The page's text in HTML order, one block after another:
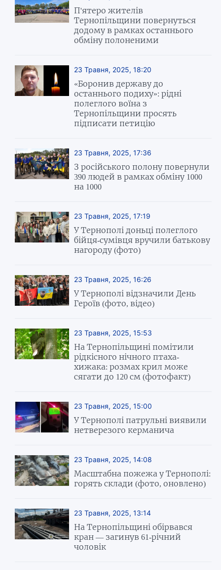
П'ятеро жителів
Тернопільщини повернуться
додому в рамках останнього
обміну полоненими
23 Травня, 2025, 18:20
«Боронив державу до
останнього подиху»: рідні
полеглого воїна з
Тернопільщини просять
підписати петицію
23 Травня, 2025, 17:36
З російського полону повернули
390 людей в рамках обміну 1000
на 1000
23 Травня, 2025, 17:19
У Тернополі доньці полеглого
бійця-сумівця вручили батькову
нагороду (фото)
23 Травня, 2025, 16:26
У Тернополі відзначили День
Героїв (фото, відео)
23 Травня, 2025, 15:53
На Тернопільщині помітили
рідкісного нічного птаха-
хижака: розмах крил може
сягати до 120 см (фотофакт)
23 Травня, 2025, 15:00
У Тернополі патрульні виявили
нетверезого керманича
23 Травня, 2025, 14:08
Масштабна пожежа у Тернополі:
горять склади (фото, оновлено)
23 Травня, 2025, 13:14
На Тернопільщині обірвався
кран — загинув 61-річний
чоловік